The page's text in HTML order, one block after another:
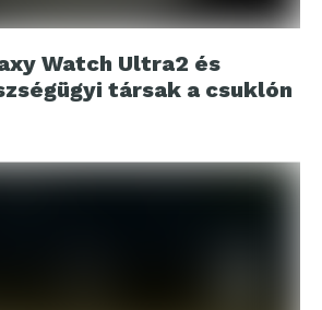
Watch Ultra2 és
társak a csuklón